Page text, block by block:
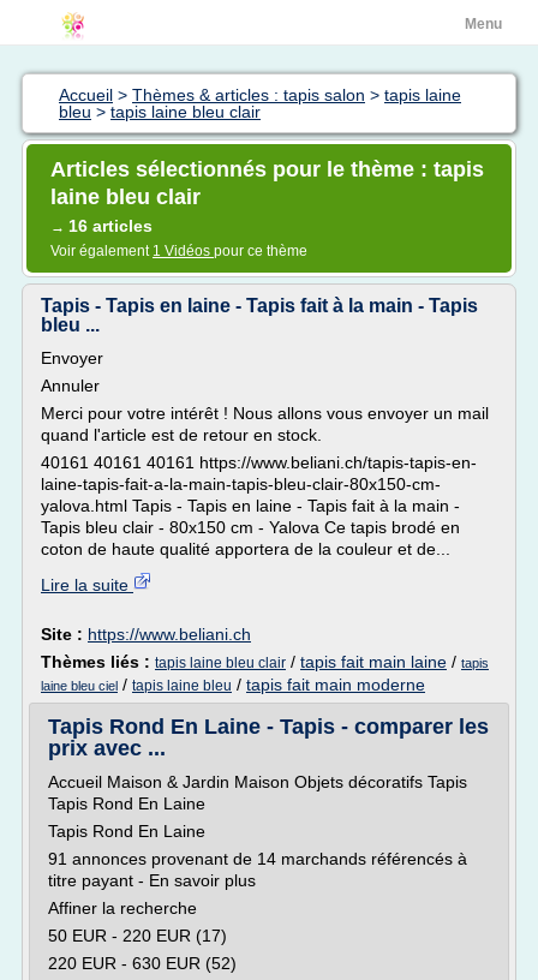
Menu
Accueil > Thèmes & articles : tapis salon > tapis laine
bleu > tapis laine bleu clair
Articles sélectionnés pour le thème : tapis
laine bleu clair
→ 16 articles
Voir également 1 Vidéos pour ce thème
Tapis - Tapis en laine - Tapis fait à la main - Tapis
bleu ...
Envoyer
Annuler
Merci pour votre intérêt ! Nous allons vous envoyer un mail
quand l'article est de retour en stock.
40161 40161 40161 https://www.beliani.ch/tapis-tapis-en-
laine-tapis-fait-a-la-main-tapis-bleu-clair-80x150-cm-
yalova.html Tapis - Tapis en laine - Tapis fait à la main -
Tapis bleu clair - 80x150 cm - Yalova Ce tapis brodé en
coton de haute qualité apportera de la couleur et de...
Lire la suite
Site : https://www.beliani.ch
Thèmes liés : tapis laine bleu clair / tapis fait main laine / tapis
laine bleu ciel / tapis laine bleu / tapis fait main moderne
Tapis Rond En Laine - Tapis - comparer les
prix avec ...
Accueil Maison & Jardin Maison Objets décoratifs Tapis
Tapis Rond En Laine
Tapis Rond En Laine
91 annonces provenant de 14 marchands référencés à
titre payant - En savoir plus
Affiner la recherche
50 EUR - 220 EUR (17)
220 EUR - 630 EUR (52)